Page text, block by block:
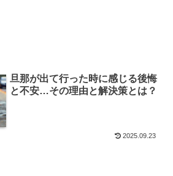
旦那が出て行った時に感じる後悔
と不安…その理由と解決策とは？
2025.09.23